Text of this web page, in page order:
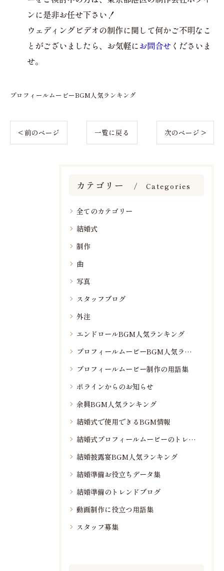
ンに是非お任せ下さい！
ウェディングビデオの制作に関して何かご不明なこ
とがございましたら、お気軽にお問合せ くださいま
せ。
プロフィールムービーBGM人気ランキング
< 前のページ 一覧に戻る 次のページ >
カテゴリー Categories
全てのカテゴリー
結婚式
制作
曲
写真
スタッフブログ
外注
エンドロールBGM人気ランキング
プロフィールムービーBGM人気ランキング
プロフィールムービー制作の用語集
ポラインからのお知らせ
余興BGM人気ランキング
結婚式で使用できるBGM情報
結婚式プロフィールムービーのトレンド情報
結婚披露宴BGM人気ランキング
結婚準備お役立ちデータ集
結婚準備のトレンドブログ
動画制作に役立つ用語集
スタッフ募集